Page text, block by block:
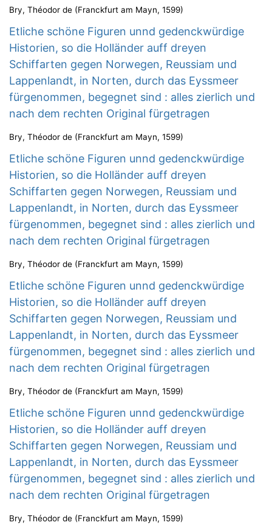
Bry, Théodor de (Franckfurt am Mayn, 1599)
Etliche schöne Figuren unnd gedenckwürdige
Historien, so die Holländer auff dreyen
Schiffarten gegen Norwegen, Reussiam und
Lappenlandt, in Norten, durch das Eyssmeer
fürgenommen, begegnet sind : alles zierlich und
nach dem rechten Original fürgetragen
Bry, Théodor de (Franckfurt am Mayn, 1599)
Etliche schöne Figuren unnd gedenckwürdige
Historien, so die Holländer auff dreyen
Schiffarten gegen Norwegen, Reussiam und
Lappenlandt, in Norten, durch das Eyssmeer
fürgenommen, begegnet sind : alles zierlich und
nach dem rechten Original fürgetragen
Bry, Théodor de (Franckfurt am Mayn, 1599)
Etliche schöne Figuren unnd gedenckwürdige
Historien, so die Holländer auff dreyen
Schiffarten gegen Norwegen, Reussiam und
Lappenlandt, in Norten, durch das Eyssmeer
fürgenommen, begegnet sind : alles zierlich und
nach dem rechten Original fürgetragen
Bry, Théodor de (Franckfurt am Mayn, 1599)
Etliche schöne Figuren unnd gedenckwürdige
Historien, so die Holländer auff dreyen
Schiffarten gegen Norwegen, Reussiam und
Lappenlandt, in Norten, durch das Eyssmeer
fürgenommen, begegnet sind : alles zierlich und
nach dem rechten Original fürgetragen
Bry, Théodor de (Franckfurt am Mayn, 1599)